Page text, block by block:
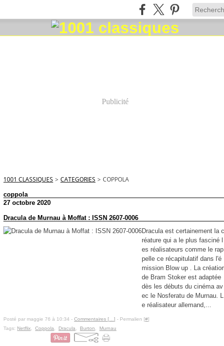
Publicité
1001 CLASSIQUES > CATEGORIES > COPPOLA
coppola
27 octobre 2020
Dracula de Murnau à Moffat : ISSN 2607-0006
Dracula est certainement la c
réature qui a le plus fasciné l
es réalisateurs comme le rap
pelle ce récapitulatif dans l'é
mission Blow up . La
de Bram Stoker est adaptée
dès les débuts du cinéma av
ec le Nosferatu de Murnau. L
e réalisateur allemand,...
Posté par maggie 76 à 10:34 -Commentaires [ …] - Permalien [#]
Tags: Netflix ,Coppola Dracula Burton Murnau